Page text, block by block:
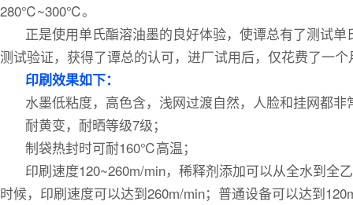
280℃~300℃。
正是使用单氏酯溶油墨的良好体验，使谭总有了测试
测试验证，获得了谭总的认可，进厂试用后，仅花费了一
印刷效果如下：
水墨低粘度，高色含，浅网过渡自然，人脸和挂网都非
耐黄变，耐晒等级7级；
制袋热封时可耐160℃高温；
印刷速度120~260m/min，稀释剂添加可以从全水到全
时候，印刷速度可以达到260m/min；普通设备可以达到